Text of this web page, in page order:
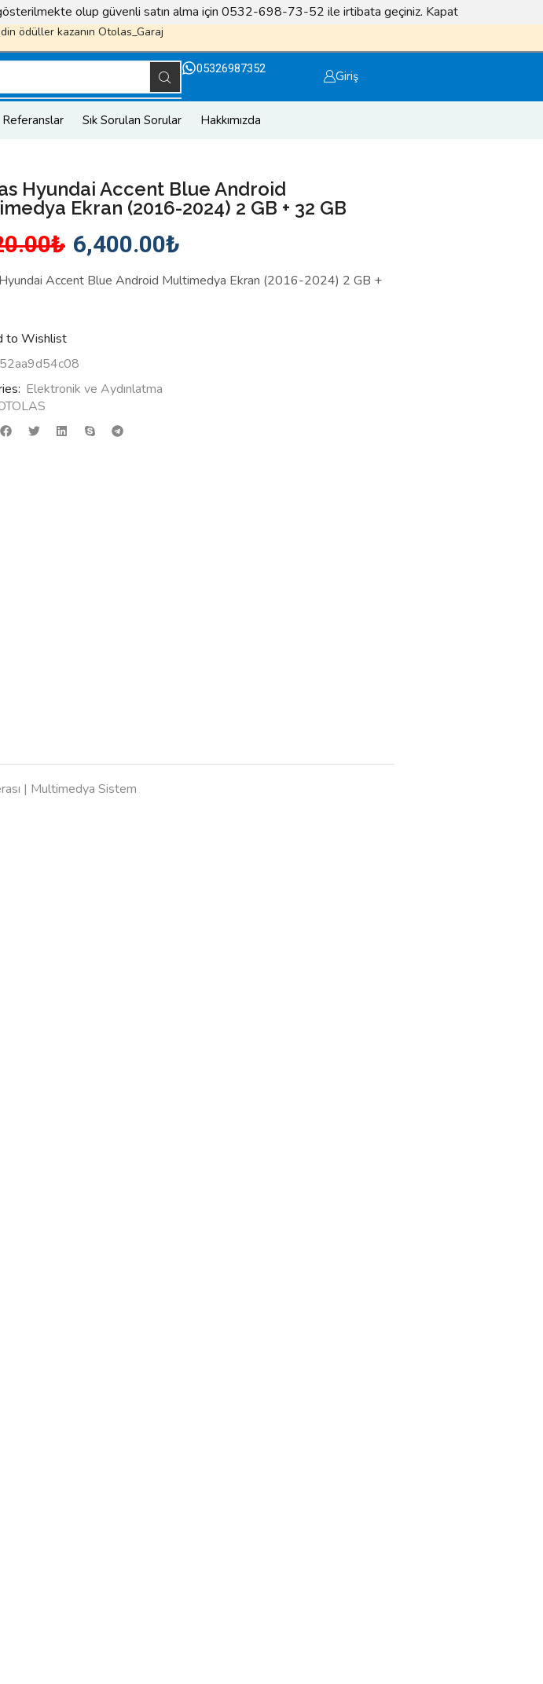
olup güvenli satın alma için 0532-698-73-52 ile irtibata geçiniz. Kapat
ödüller kazanınOtolas_Garaj
05326987352 Giriş
Referanslar Sık Sorulan Sorular Hakkımızda
Hyundai Accent Blue Android
Ekran (2016-2024) 2 GB + 32 GB
₺ 6,400.00₺
Accent Blue Android Multimedya Ekran (2016-2024) 2 GB +
to Wishlist
Elektronik ve Aydınlatma
| Multimedya Sistem